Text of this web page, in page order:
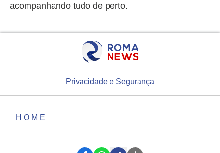
acompanhando tudo de perto.
Privacidade e Segurança
HOME